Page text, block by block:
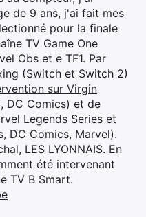
de 9 ans, j'ai fait mes
pour la finale
TV Game One
Obs et e TF1. Par
(Switch et Switch 2)
sur Virgin
DC Comics) et de
Legends Series et
DC Comics, Marvel).
LES LYONNAIS. En
été intervenant
TV B Smart.